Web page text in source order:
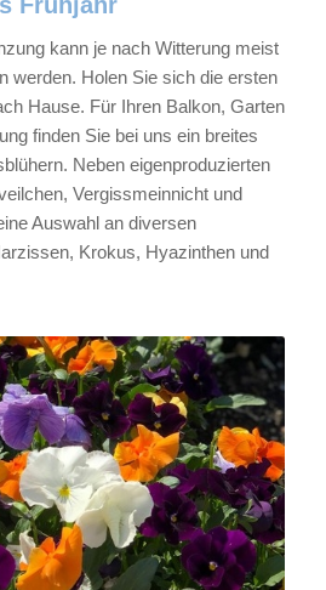
kann je nach Witterung meist
werden. Holen Sie sich die ersten
Hause. Für Ihren Balkon, Garten
finden Sie bei uns ein breites
Neben eigenproduzierten
Vergissmeinnicht und
Auswahl an diversen
Krokus, Hyazinthen und